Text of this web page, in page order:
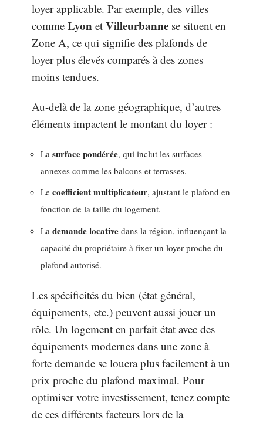
loyer applicable. Par exemple, des villes
comme Lyon et Villeurbanne se situent en
Zone A, ce qui signifie des plafonds de
loyer plus élevés comparés à des zones
moins tendues.
Au-delà de la zone géographique, d’autres
éléments impactent le montant du loyer :
La surface pondérée, qui inclut les surfaces
annexes comme les balcons et terrasses.
Le coefficient multiplicateur, ajustant le plafond en
fonction de la taille du logement.
La demande locative dans la région, influençant la
capacité du propriétaire à fixer un loyer proche du
plafond autorisé.
Les spécificités du bien (état général,
équipements, etc.) peuvent aussi jouer un
rôle. Un logement en parfait état avec des
équipements modernes dans une zone à
forte demande se louera plus facilement à un
prix proche du plafond maximal. Pour
optimiser votre investissement, tenez compte
de ces différents facteurs lors de la